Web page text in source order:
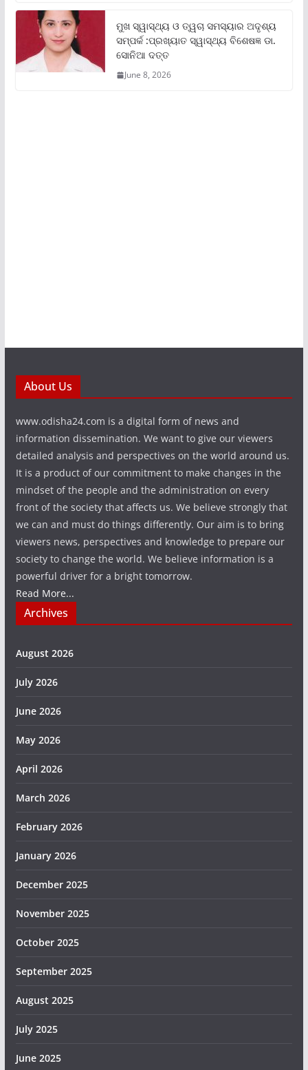
ମୁଖ ସ୍ୱାସ୍ଥ୍ୟ ଓ ତ୍ୱଚା ସମସ୍ୟାର ଅଦୃଶ୍ୟ
ସମ୍ପର୍କ :ପ୍ରଖ୍ୟାତ ସ୍ୱାସ୍ଥ୍ୟ ବିଶେଷଜ୍ଞ ଡା.
ସୋନିଆ ଦତ୍ତ
June 8, 2026
About Us
www.odisha24.com is a digital form of news and
information dissemination. We want to give our viewers
detailed analysis and perspectives on the world around us.
It is a product of our commitment to make changes in the
mindset of the people and the administration on every
front of the society that affects us. We believe strongly that
we can and must do things differently. Our aim is to bring
viewers news, perspectives and knowledge to prepare our
society to change the world. We believe information is a
powerful driver for a bright tomorrow.
Read More...
Archives
August 2026
July 2026
June 2026
May 2026
April 2026
March 2026
February 2026
January 2026
December 2025
November 2025
October 2025
September 2025
August 2025
July 2025
June 2025